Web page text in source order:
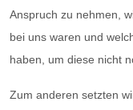
Anspruch zu nehmen,
bei uns waren und
haben, um diese nicht
Zum anderen setzten